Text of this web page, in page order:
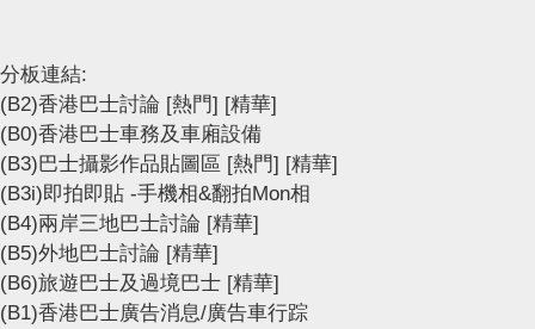
分板連結:
(B2)香港巴士討論 [熱門] [精華]
(B0)香港巴士車務及車廂設備
(B3)巴士攝影作品貼圖區 [熱門] [精華]
(B3i)即拍即貼 -手機相&翻拍Mon相
(B4)兩岸三地巴士討論 [精華]
(B5)外地巴士討論 [精華]
(B6)旅遊巴士及過境巴士 [精華]
(B1)香港巴士廣告消息/廣告車行踪